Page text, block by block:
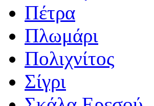
Πέτρα
Πλωμάρι
Πολιχνίτος
Σίγρι